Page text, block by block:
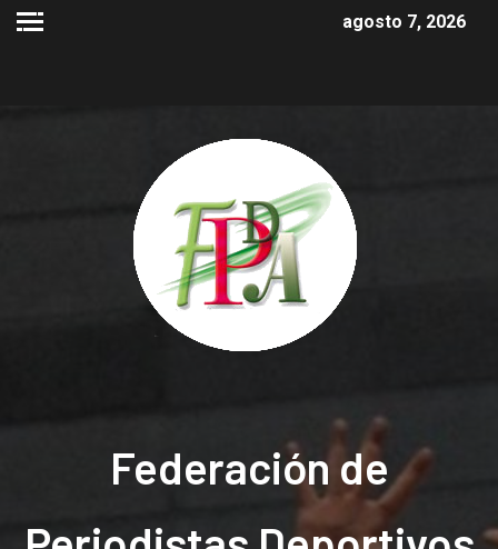
agosto 7, 2026
Federación de